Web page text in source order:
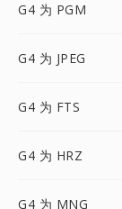
G4 为 PGM
G4 为 JPEG
G4 为 FTS
G4 为 HRZ
G4 为 MNG